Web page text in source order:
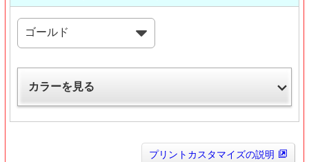
カラーを見る
プリントカスタマイズの説明